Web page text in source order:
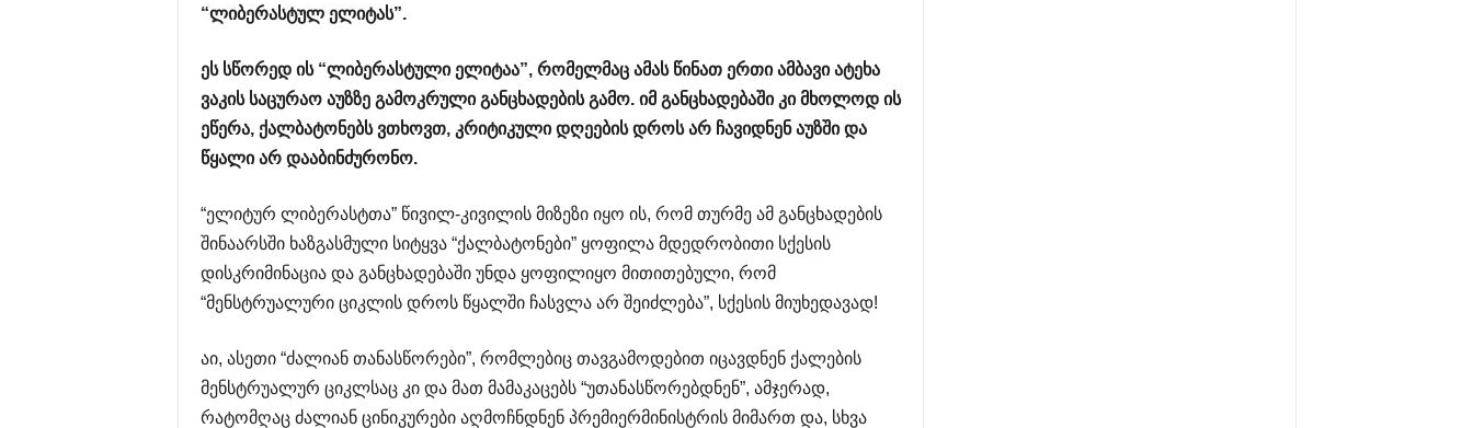
“ლიბერასტულ ელიტას”.
ეს სწორედ ის“ლიბერასტული ელიტაა”, რომელმაც ამას წინათ ერთი ამბავი ატეხა
ვაკის საცურაო აუზზე გამოკრული განცხადების გამო. იმ განცხადებაში კი მხოლოდ ის
ეწერა, ქალბატონებს ვთხოვთ, კრიტიკული დღეების დროს არ ჩავიდნენ აუზში და
წყალი არ დააბინძურონო.
“ელიტურ ლიბერასტთა” წივილ-კივილის მიზეზი იყო ის, რომ თურმე ამ განცხადების
შინაარსში ხაზგასმული სიტყვა “ქალბატონები” ყოფილა მდედრობითი სქესის
დისკრიმინაცია და განცხადებაში უნდა ყოფილიყო მითითებული, რომ
“მენსტრუალური ციკლის დროს წყალში ჩასვლა არ შეიძლება”, სქესის მიუხედავად!
აი, ასეთი “ძალიან თანასწორები”, რომლებიც თავგამოდებით იცავდნენ ქალების
მენსტრუალურ ციკლსაც კი და მათ მამაკაცებს “უთანასწორებდნენ”, ამჯერად,
რატომღაც ძალიან ცინიკურები აღმოჩნდნენ პრემიერმინისტრის მიმართ და, სხვა